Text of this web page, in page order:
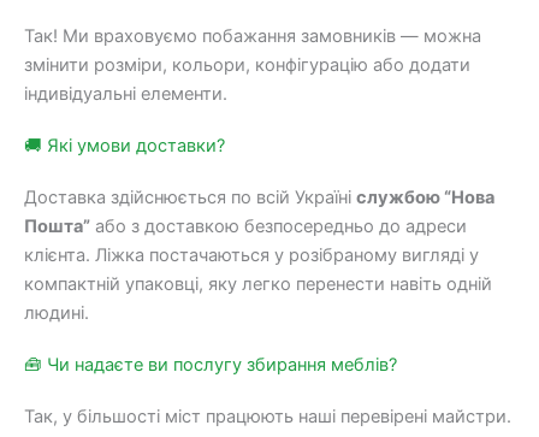
Так! Ми враховуємо побажання замовників — можна
змінити розміри, кольори, конфігурацію або додати
індивідуальні елементи.
🚚 Які умови доставки?
Доставка здійснюється по всій Україні службою “Нова
Пошта” або з доставкою безпосередньо до адреси
клієнта. Ліжка постачаються у розібраному вигляді у
компактній упаковці, яку легко перенести навіть одній
людині.
🧰 Чи надаєте ви послугу збирання меблів?
Так, у більшості міст працюють наші перевірені майстри.